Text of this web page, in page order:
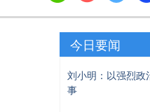
今日要闻
刘小明：以强烈政
事